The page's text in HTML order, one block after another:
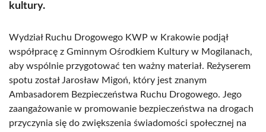
kultury.
Wydział Ruchu Drogowego KWP w Krakowie podjął
współpracę z Gminnym Ośrodkiem Kultury w Mogilanach,
aby wspólnie przygotować ten ważny materiał. Reżyserem
spotu został Jarosław Migoń, który jest znanym
Ambasadorem Bezpieczeństwa Ruchu Drogowego. Jego
zaangażowanie w promowanie bezpieczeństwa na drogach
przyczynia się do zwiększenia świadomości społecznej na